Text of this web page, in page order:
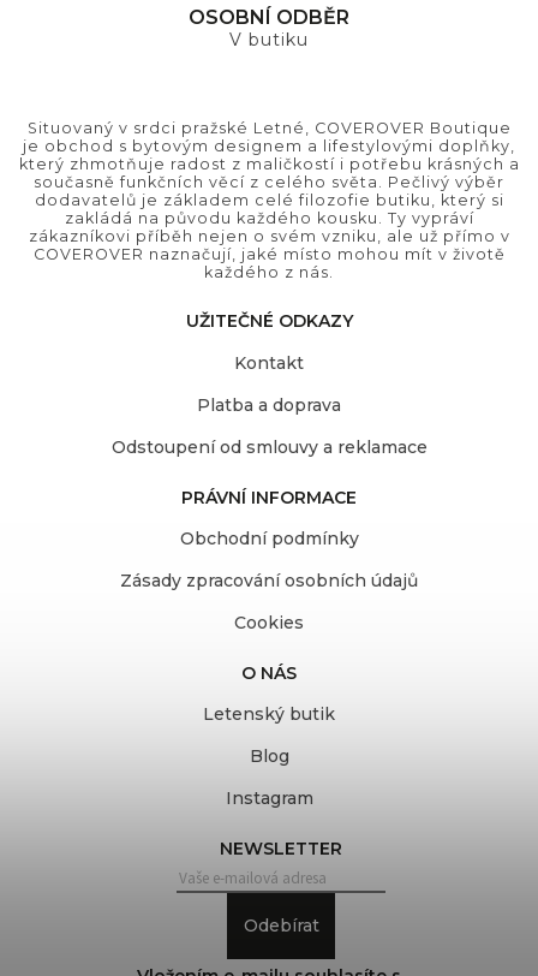
OSOBNÍ ODBĚR
V butiku
Situovaný v srdci pražské Letné, COVEROVER Boutique
je obchod s bytovým designem a lifestylovými doplňky,
který zhmotňuje radost z maličkostí i potřebu krásných a
současně funkčních věcí z celého světa. Pečlivý výběr
dodavatelů je základem celé filozofie butiku, který si
zakládá na původu každého kousku. Ty vypráví
zákazníkovi příběh nejen o svém vzniku, ale už přímo v
COVEROVER naznačují, jaké místo mohou mít v životě
každého z nás.
UŽITEČNÉ ODKAZY
Kontakt
Platba a doprava
Odstoupení od smlouvy a reklamace
PRÁVNÍ INFORMACE
Obchodní podmínky
Zásady zpracování osobních údajů
Cookies
O NÁS
Letenský butik
Blog
Instagram
NEWSLETTER
Odebírat